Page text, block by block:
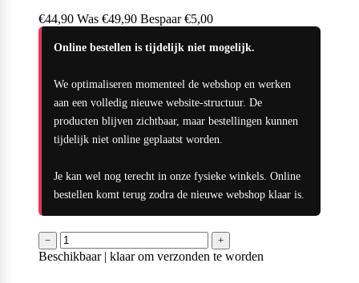
€44,90 Was €49,90 Bespaar €5,00
Online bestellen is tijdelijk niet mogelijk.
We optimaliseren momenteel de webshop en werken
aan een volledig nieuwe website-structuur. De
producten blijven zichtbaar, maar bestellingen kunnen
tijdelijk niet online geplaatst worden.
Je kan wel nog terecht in onze fysieke winkels. Online
bestellen komt terug zodra de nieuwe webshop klaar is.
− +
Beschikbaar | klaar om verzonden te worden